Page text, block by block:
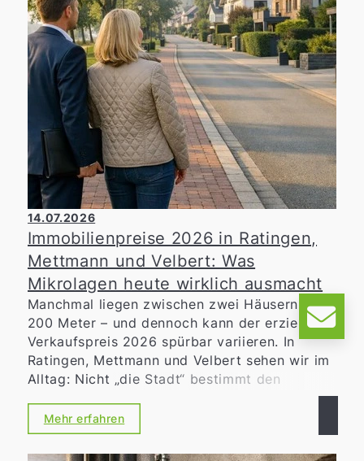
14.07.2026
Immobilienpreise 2026 in Ratingen,
Mettmann und Velbert: Was
Mikrolagen heute wirklich ausmacht
Manchmal liegen zwischen zwei Häusern nur
200 Meter – und dennoch kann der erzielbare
Verkaufspreis 2026 spürbar variieren. In
Ratingen, Mettmann und Velbert sehen wir im
Alltag: Nicht „die Stadt“ bestimmt den
Mikrolage. Für Eigentümerinnen und
Eigentümer heißt das: Wer den Unterschied
zwischen guter und sehr guter Straße erkennt,
Mehr erfahren